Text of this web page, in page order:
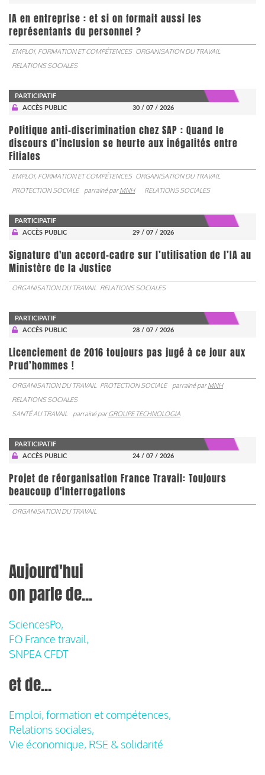
IA en entreprise : et si on formait aussi les
représentants du personnel ?
EMPLOI, FORMATION ET COMPÉTENCES ORGANISATION DU TRAVAIL
RELATIONS SOCIALES
PARTICIPATIF
ACCÈS PUBLIC
30 / 07 / 2026
Politique anti-discrimination chez SAP : Quand le
discours d’inclusion se heurte aux inégalités entre
Filiales
EMPLOI, FORMATION ET COMPÉTENCES ORGANISATION DU TRAVAIL
PROTECTION SOCIALE
parrainé parMNH RELATIONS SOCIALES
PARTICIPATIF
ACCÈS PUBLIC
29 / 07 / 2026
Signature d'un accord-cadre sur l’utilisation de l’IA au
Ministère de la Justice
ORGANISATION DU TRAVAIL RELATIONS SOCIALES
PARTICIPATIF
ACCÈS PUBLIC
28 / 07 / 2026
Licenciement de 2016 toujours pas jugé à ce jour aux
Prud’hommes !
ORGANISATION DU TRAVAIL PROTECTION SOCIALE parrainé parMNH
RELATIONS SOCIALES
SANTÉ AU TRAVAIL
parrainé parGROUPE TECHNOLOGIA
PARTICIPATIF
ACCÈS PUBLIC
24 / 07 / 2026
Projet de réorganisation France Travail: Toujours
beaucoup d'interrogations
ORGANISATION DU TRAVAIL
Aujourd'hui
on parle de...
SciencesPo,
FO France travail,
SNPEA CFDT
et de...
Emploi, formation et compétences,
Relations sociales,
Vie économique, RSE & solidarité